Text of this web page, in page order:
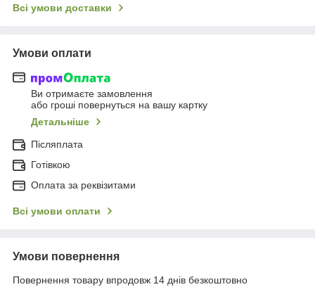
Всі умови доставки
Умови оплати
Ви отримаєте замовлення
або гроші повернуться на вашу картку
Детальніше
Післяплата
Готівкою
Оплата за реквізитами
Всі умови оплати
Умови повернення
Повернення товару впродовж 14 днів безкоштовно